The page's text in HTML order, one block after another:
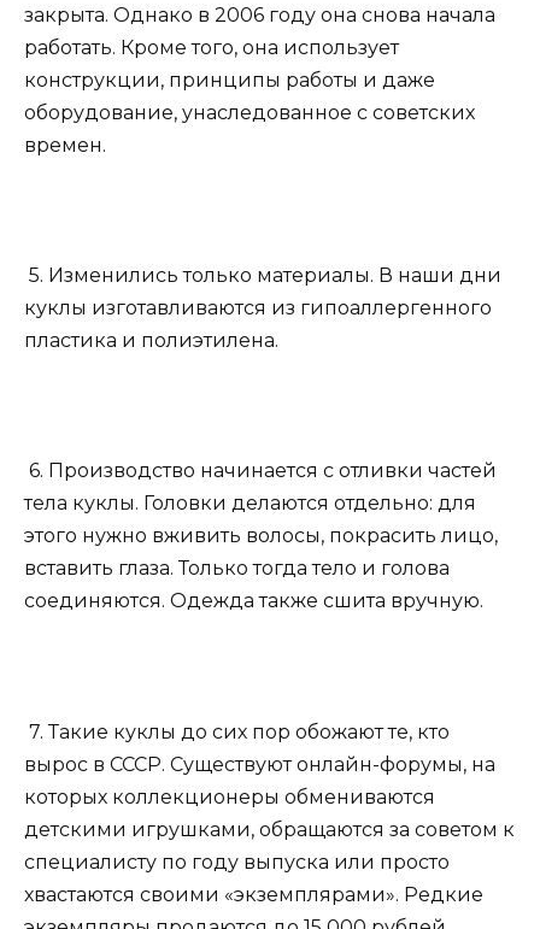
закрыта. Однако в 2006 году она снова начала
работать. Кроме того, она использует
конструкции, принципы работы и даже
оборудование, унаследованное с советских
времен.
5. Изменились только материалы. В наши дни
куклы изготавливаются из гипоаллергенного
пластика и полиэтилена.
6. Производство начинается с отливки частей
тела куклы. Головки делаются отдельно: для
этого нужно вживить волосы, покрасить лицо,
вставить глаза. Только тогда тело и голова
соединяются. Одежда также сшита вручную.
7. Такие куклы до сих пор обожают те, кто
вырос в СССР. Существуют онлайн-форумы, на
которых коллекционеры обмениваются
детскими игрушками, обращаются за советом к
специалисту по году выпуска или просто
хвастаются своими «экземплярами». Редкие